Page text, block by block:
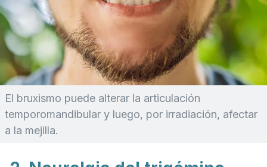
El bruxismo puede alterar la articulación
temporomandibular y luego, por irradiación, afectar
a la mejilla.